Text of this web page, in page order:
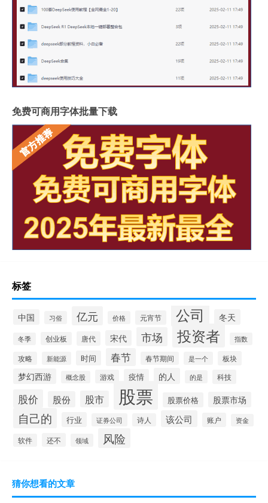
免费可商用字体批量下载
标签
中国 习俗 亿元 价格 元宵节 公司 冬天
冬季 创业板 唐代 宋代 市场 投资者 指数
攻略 新能源 时间 春节 春节期间 是一个 板块
梦幻西游 概念股 游戏 疫情 的人 的是 科技
股价 股份 股市 股票 股票价格 股票市场
自己的 行业 证券公司 诗人 该公司 账户 资金
软件 还不 领域 风险
猜你想看的文章